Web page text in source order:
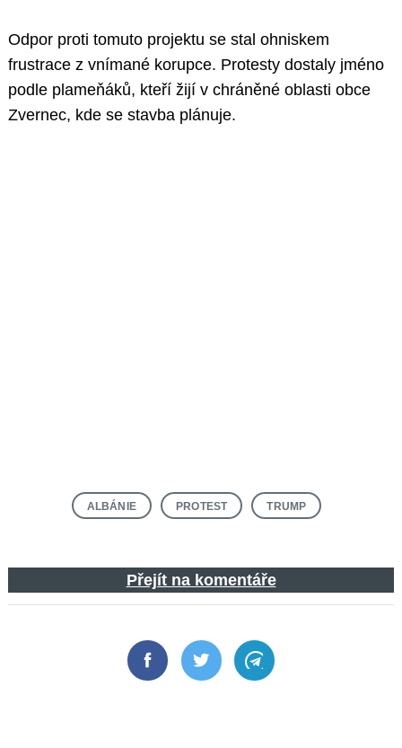
Odpor proti tomuto projektu se stal ohniskem
frustrace z vnímané korupce. Protesty dostaly jméno
podle plameňáků, kteří žijí v chráněné oblasti obce
Zvernec, kde se stavba plánuje.
ALBÁNIE PROTEST TRUMP
Přejít na komentáře
FacebookTwitter Telegram